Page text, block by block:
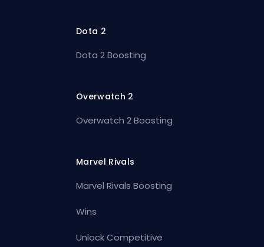
Dota 2
Dota 2 Boosting
Overwatch 2
Overwatch 2 Boosting
Marvel Rivals
Marvel Rivals Boosting
Wins
Unlock Competitive